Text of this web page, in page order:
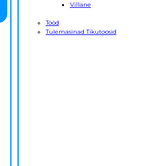
Villane
Tööd
Tulemasinad Tikutoosid